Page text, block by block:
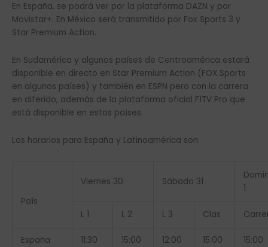
En España, se podrá ver por la plataforma DAZN y por
Movistar+. En México será transmitido por Fox Sports 3 y
Star Premium Action.
En Sudamérica y algunos países de Centroamérica estará
disponible en directo en Star Premium Action (FOX Sports
en algunos países) y también en ESPN pero con la carrera
en diferido, además de la plataforma oficial F1TV Pro que
está disponible en estos países.
Los horarios para España y Latinoamérica son:
País
Viernes 30 Sábado 31
1
L 1 L 2 L 3 Clas
España 11:30 15:00 12:00 15:00 15:00